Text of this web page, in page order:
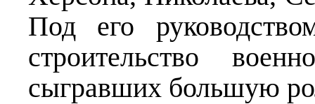
Под его
строительство
сыгравших большую